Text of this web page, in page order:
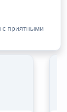
с приятными